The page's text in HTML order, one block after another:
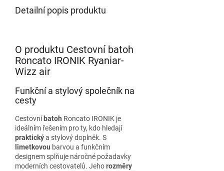
Detailní popis produktu
O produktu Cestovní batoh
Roncato IRONIK Ryaniar-
Wizz air
Funkční a stylový společník na
cesty
Cestovní batoh Roncato IRONIK je
ideálním řešením pro ty, kdo hledají
praktickýa stylový doplněk. S
limetkovou barvou a funkčním
designem splňuje náročné požadavky
moderních cestovatelů. Jehorozměry